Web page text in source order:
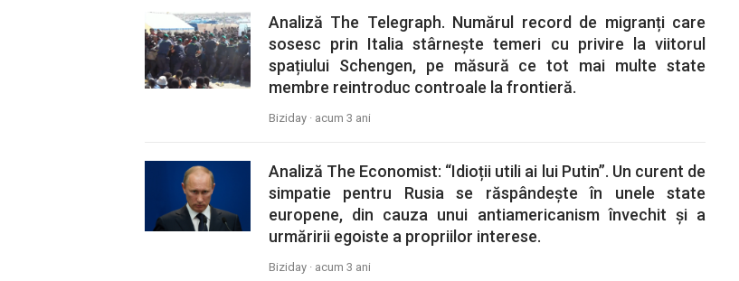
Analiză The Telegraph. Numărul record de migranți care
sosesc prin Italia stârnește temeri cu privire la viitorul
spațiului Schengen, pe măsură ce tot mai multe state
membre reintroduc controale la frontieră.
Biziday · acum 3 ani
Analiză The Economist: “Idioții utili ai lui Putin”. Un curent de
simpatie pentru Rusia se răspândește în unele state
europene, din cauza unui antiamericanism învechit și a
urmăririi egoiste a propriilor interese.
Biziday · acum 3 ani